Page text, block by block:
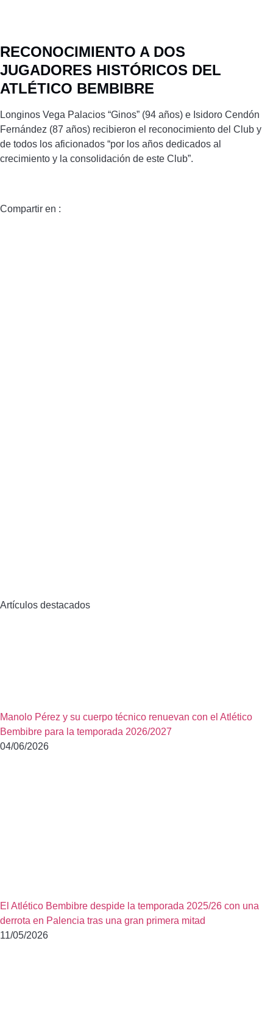
RECONOCIMIENTO A DOS
JUGADORES HISTÓRICOS DEL
ATLÉTICO BEMBIBRE
Longinos Vega Palacios “Ginos” (94 años) e Isidoro Cendón
Fernández (87 años) recibieron el reconocimiento del Club y
de todos los aficionados “por los años dedicados al
crecimiento y la consolidación de este Club”.
Compartir en :
Artículos destacados
Manolo Pérez y su cuerpo técnico renuevan con el Atlético
Bembibre para la temporada 2026/2027
04/06/2026
El Atlético Bembibre despide la temporada 2025/26 con una
derrota en Palencia tras una gran primera mitad
11/05/2026